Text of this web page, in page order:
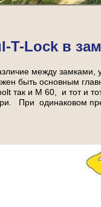
T-Lock в
между замками,
быть основным
так и М 60, и тот и
При одинаковом